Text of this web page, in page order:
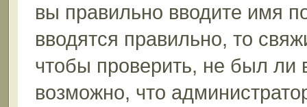
вы правильно вводите имя
вводятся правильно, то
чтобы проверить, не был ли
возможно, что